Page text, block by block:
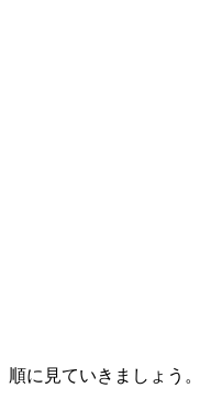
順に見ていきましょう。